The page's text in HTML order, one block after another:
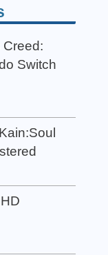
Creed:
Switch